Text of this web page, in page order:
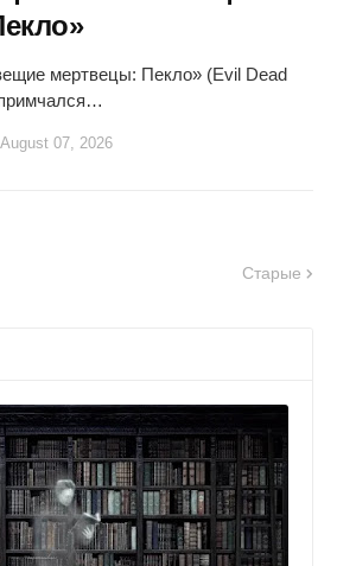
мертвецы: Пекло» (Evil Dead
August 07, 2026
Старые